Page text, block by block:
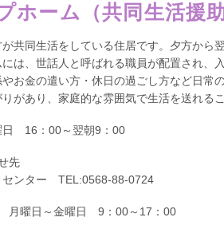
ホーム（共同生活援助
共同生活をしている住居です。夕方から
は、世話人と呼ばれる職員が配置され、
やお金の遣い方・休日の過ごし方など日常
があり、家庭的な雰囲気で生活を送れる
日 16：00～翌朝9：00
先
センター TEL:0568-88-0724
曜日～金曜日 9：00～17：00